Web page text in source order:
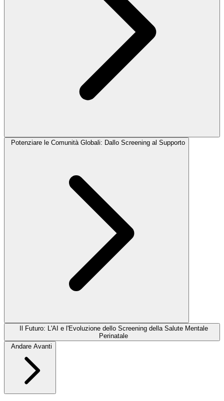
Potenziare le Comunità Globali: Dallo Screening al Supporto
Il Futuro: L'AI e l'Evoluzione dello Screening della Salute Mentale
Perinatale
Andare Avanti